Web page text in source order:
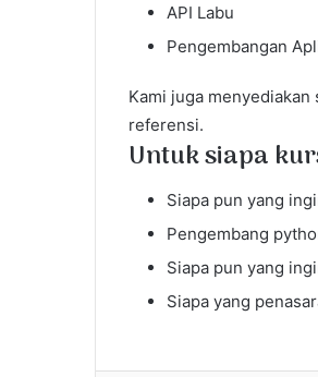
API Labu
Pengembangan
Kami juga
referensi.
Untuk siapa
Siapa pun yang
Pengembang
Siapa pun yang
Siapa yang